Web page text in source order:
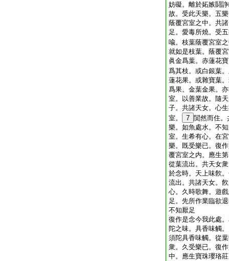
妨礙。離於妬嫉鬪
故。受此天樂。五
蔭覆宮室之中。共
足。愛毒所燒。受
喩。枝葉蔭覆宮室
就如是枝葉。蔭覆
眞金爲葉。赤蓮花
爲其枝。或白銀葉
蓮花果。或雜寶葉
爲果。金葉金果。
室。以善業故。隨
子。共諸天女。心
室。
7 閴然而住
樂。如魚處水。不
室。生希有心。在
樂。既受樂已。復
覆宮室之内。應生
從葉流出。共天女
於念時。天上味飮
流出。共諸天女。
心。久時歌舞。遊
足。先所作業臨欲
不知厭足
復作是念今我此處
陀之味。具香味觸
須陀具香味觸。從
衆。久受樂已。復
中。應生寶珠瓔珞